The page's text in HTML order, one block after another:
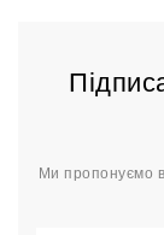
Ми пропонуємо